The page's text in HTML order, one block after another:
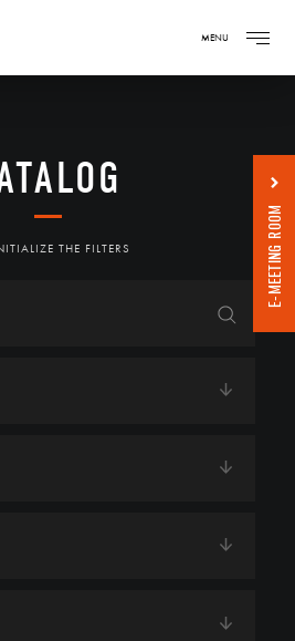
MENU
THE FILTERS E-MEETING ROOM